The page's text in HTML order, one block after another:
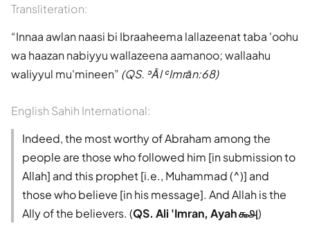
Transliteration:
Innaa awlan naasi bi Ibraaheema lallazeenat taba 'oohu
wa haazan nabiyyu wallazeena aamanoo; wallaahu
waliyyul mu'mineen (QS. ʾĀl ʿImrān:68)
English Sahih International:
Indeed, the most worthy of Abraham among the
people are those who followed him [in submission to
Allah] and this prophet [i.e., Muhammad (^)] and
those who believe [in his message]. And Allah is the
Ally of the believers. (QS. Ali 'Imran, Ayah ௬௮)